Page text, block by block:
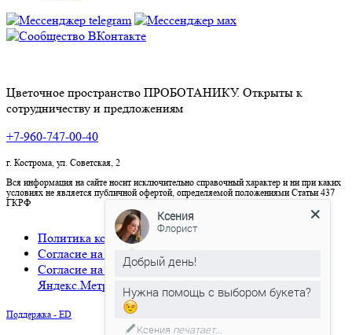
Цветочное пространство ПРОБОТАНИКУ. Открыты к
сотрудничеству и предложениям
+7-960-747-00-40
г. Кострома, ул. Советская, 2
Вся информация на сайте носит исключительно справочный характер и ни при каких
условиях не является публичной офертой, определяемой положениями Статьи 437
ГКРФ
Политика конфиденциальности
Согласие на обработку персональных данных
Согласие на использование cookies и сервиса
Яндекс.Метрика
Поддержка - ED
Ксения
Флорист
Добрый день!
Нужна помощь с выбором букета?
Ксения печатает...